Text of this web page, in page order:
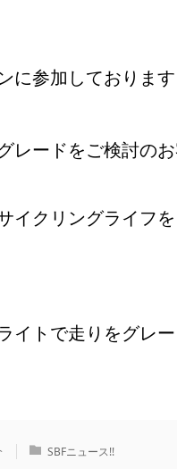
に参加しております
レードをご検討の
イクリングライフ
イトで走りをグレ
SBFニュース!!